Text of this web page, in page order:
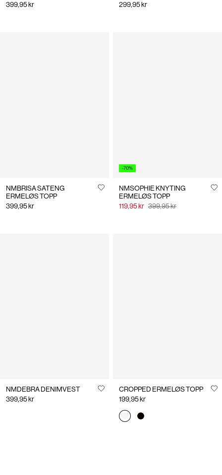
399,95 kr
299,95 kr
NMBRISA SATENG
ERMELØS TOPP
399,95 kr
-70%
NMSOPHIE KNYTING
ERMELØS TOPP
119,95 kr 399,95 kr
NMDEBRA DENIMVEST
399,95 kr
CROPPED ERMELØS TOPP
199,95 kr